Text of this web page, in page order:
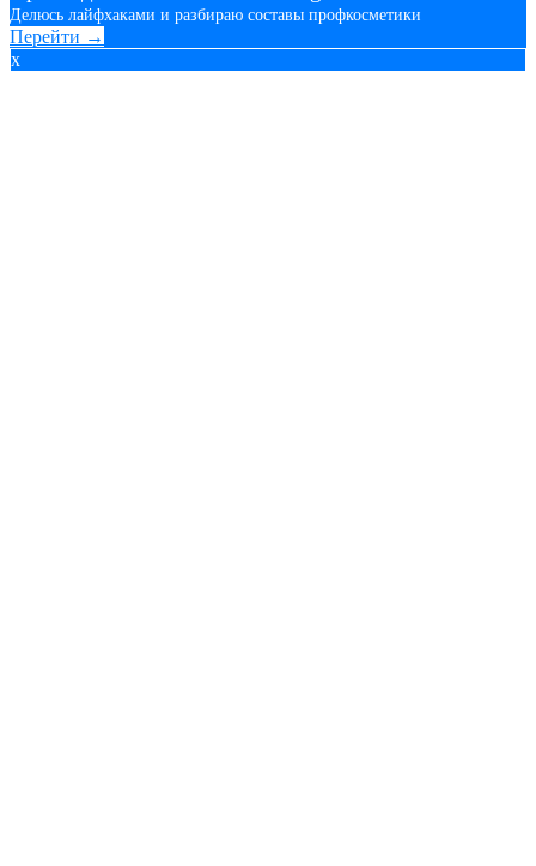
Делюсь лайфхаками и разбираю составы профкосметики
Перейти →
x